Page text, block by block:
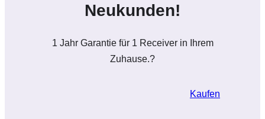
Neukunden!
1 Jahr Garantie für 1 Receiver in Ihrem
Zuhause.?
Kaufen